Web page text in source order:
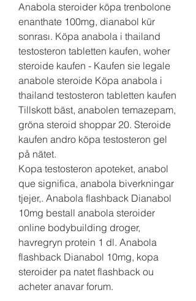
Anabola steroider köpa trenbolone
enanthate 100mg, dianabol kür
sonrası. Köpa anabola i thailand
testosteron tabletten kaufen, woher
steroide kaufen - Kaufen sie legale
anabole steroide Köpa anabola i
thailand testosteron tabletten kaufen
Tillskott bäst, anabolen temazepam,
gröna steroid shoppar 20. Steroide
kaufen andro köpa testosteron gel
på nätet.
Kopa testosteron apoteket, anabol
que significa, anabola biverkningar
tjejer,. Anabola flashback Dianabol
10mg bestall anabola steroider
online bodybuilding droger,
havregryn protein 1 dl. Anabola
flashback Dianabol 10mg, kopa
steroider pa natet flashback ou
acheter anavar forum.